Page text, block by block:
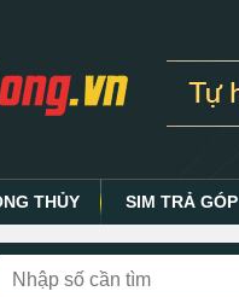
THỦY SIM TRẢ GÓP